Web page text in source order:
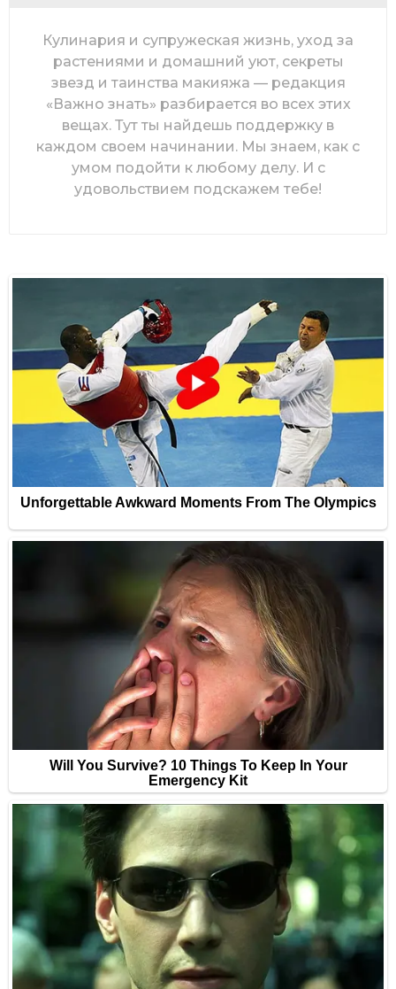
Кулинария и супружеская жизнь, уход за
растениями и домашний уют, секреты
звезд и таинства макияжа — редакция
«Важно знать» разбирается во всех этих
вещах. Тут ты найдешь поддержку в
каждом своем начинании. Мы знаем, как с
умом подойти к любому делу. И с
удовольствием подскажем тебе!